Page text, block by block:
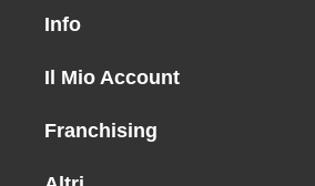
Info
Il Mio Account
Franchising